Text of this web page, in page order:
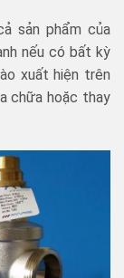
sản phẩm của
nếu có bất kỳ
xuất hiện trên
chữa hoặc thay